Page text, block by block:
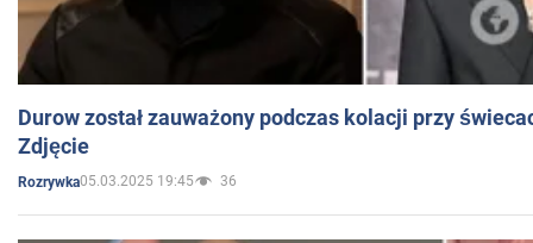
Durow został zauważony podczas kolacji przy
Zdjęcie
Rozrywka05.03.2025 19:45 36